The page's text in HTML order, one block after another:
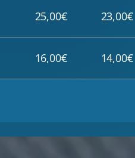
25,00€ 23,00€
16,00€ 14,00€